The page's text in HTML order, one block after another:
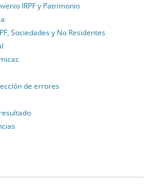
IRPF y Patrimonio
Sociedades y No Residentes
de errores